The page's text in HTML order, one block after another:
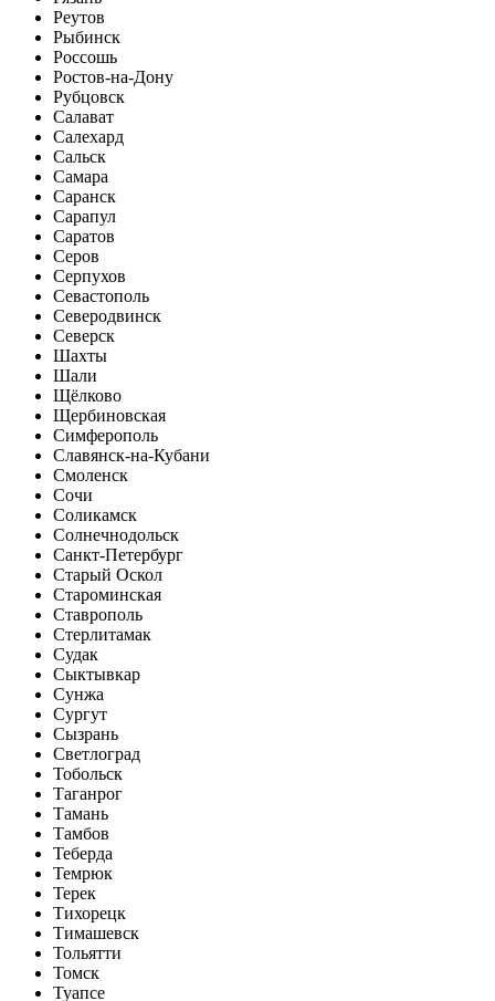
Реутов
Рыбинск
Россошь
Ростов-на-Дону
Рубцовск
Салават
Салехард
Сальск
Самара
Саранск
Сарапул
Саратов
Серов
Серпухов
Севастополь
Северодвинск
Северск
Шахты
Шали
Щёлково
Щербиновская
Симферополь
Славянск-на-Кубани
Смоленск
Сочи
Соликамск
Солнечнодольск
Санкт-Петербург
Старый Оскол
Староминская
Ставрополь
Стерлитамак
Судак
Сыктывкар
Сунжа
Сургут
Сызрань
Светлоград
Тобольск
Таганрог
Тамань
Тамбов
Теберда
Темрюк
Терек
Тихорецк
Тимашевск
Тольятти
Томск
Туапсе